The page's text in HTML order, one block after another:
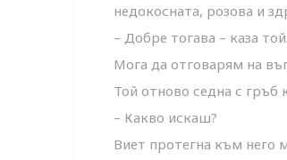
недокосната, розова и
– Добре тогава – каза
Мога да отговарям на
Той отново седна с
– Какво искаш?
Виет протегна към него